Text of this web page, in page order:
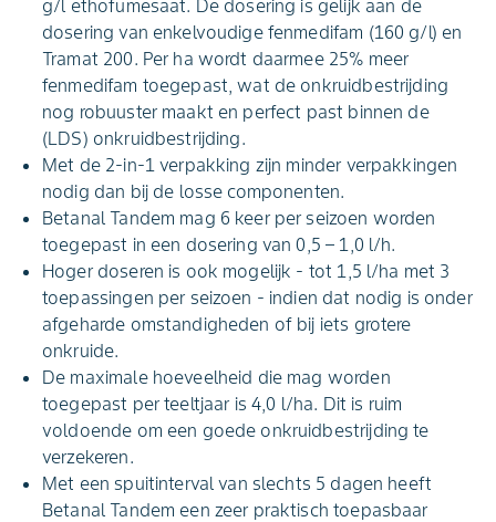
g/l ethofumesaat. De dosering is gelijk aan de
dosering van enkelvoudige fenmedifam (160 g/l) en
Tramat 200. Per ha wordt daarmee 25% meer
fenmedifam toegepast, wat de onkruidbestrijding
nog robuuster maakt en perfect past binnen de
(LDS) onkruidbestrijding.
Met de 2-in-1 verpakking zijn minder verpakkingen
nodig dan bij de losse componenten.
Betanal Tandem mag 6 keer per seizoen worden
toegepast in een dosering van 0,5 – 1,0 l/h.
Hoger doseren is ook mogelijk - tot 1,5 l/ha met 3
toepassingen per seizoen - indien dat nodig is onder
afgeharde omstandigheden of bij iets grotere
onkruide.
De maximale hoeveelheid die mag worden
toegepast per teeltjaar is 4,0 l/ha. Dit is ruim
voldoende om een goede onkruidbestrijding te
verzekeren.
Met een spuitinterval van slechts 5 dagen heeft
Betanal Tandem een zeer praktisch toepasbaar